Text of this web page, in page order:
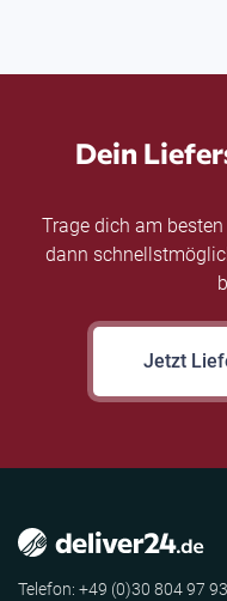
Dein
Trage dich am
dann
Jetzt
Telefon: +49 (0)30 804 97